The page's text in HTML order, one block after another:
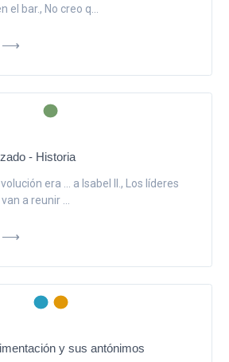
el bar., No creo q...
- Historia
era ... a Isabel II., Los líderes
a reunir ...
y sus antónimos